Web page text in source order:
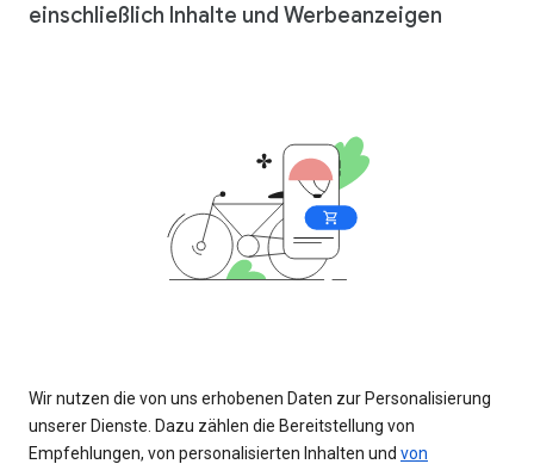
einschließlich Inhalte und Werbeanzeigen
Wir nutzen die von uns erhobenen Daten zur Personalisierung
unserer Dienste. Dazu zählen die Bereitstellung von
Empfehlungen, von personalisierten Inhalten und von